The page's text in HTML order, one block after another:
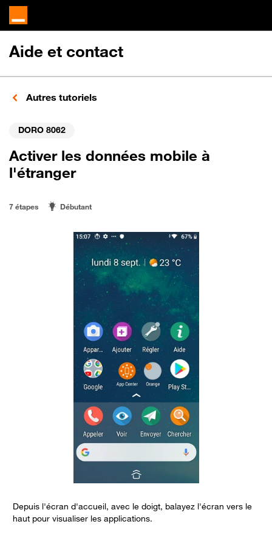
Aide et contact
Autres tutoriels
DORO 8062
Activer les données mobile à
l'étranger
7 étapes Débutant
Depuis l'écran d'accueil, avec le doigt, balayez l'écran vers le
haut pour visualiser les applications.